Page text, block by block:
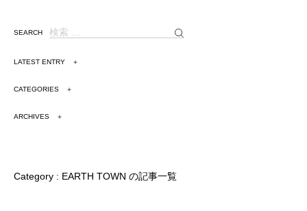
SEARCH
LATEST ENTRY ＋
CATEGORIES ＋
ARCHIVES ＋
Category : EARTH TOWN の記事一覧